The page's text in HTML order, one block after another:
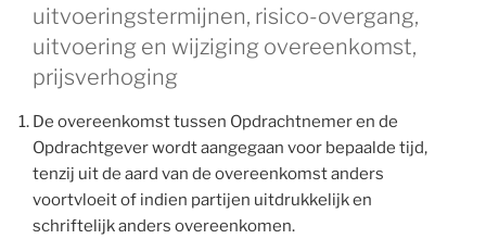
uitvoeringstermijnen, risico-overgang,
uitvoering en wijziging overeenkomst,
prijsverhoging
De overeenkomst tussen Opdrachtnemer en de
Opdrachtgever wordt aangegaan voor bepaalde tijd,
tenzij uit de aard van de overeenkomst anders
voortvloeit of indien partijen uitdrukkelijk en
schriftelijk anders overeenkomen.